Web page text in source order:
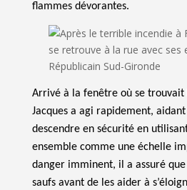
flammes dévorantes.
Arrivé à la fenêtre où se
Jacques a agi rapidement,
descendre en sécurité en
ensemble comme une échelle
danger imminent, il a assuré
saufs avant de les aider à